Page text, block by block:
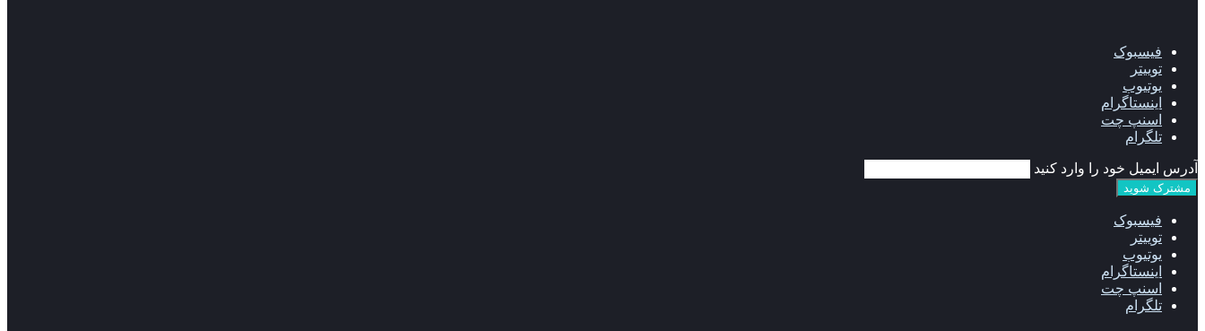
فیسبوک
توییتر
یوتیوب
اینستاگرام
اسنپ چت
تلگرام
آدرس ایمیل خود را وارد کنید
فیسبوک
توییتر
یوتیوب
اینستاگرام
اسنپ چت
تلگرام